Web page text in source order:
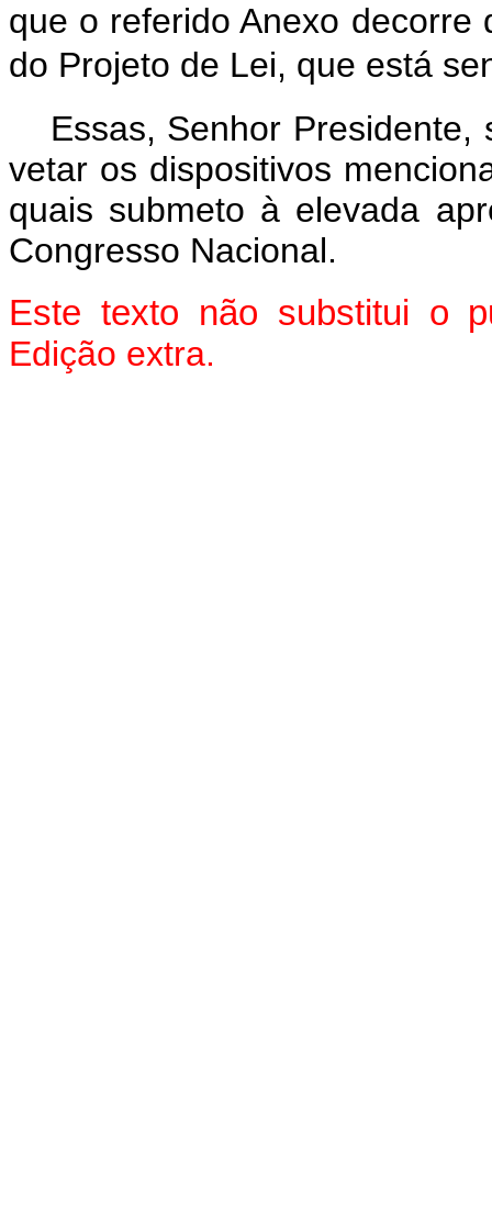
que o referido Anexo decorre
do Projeto de Lei, que está
Essas, Senhor
vetar os dispositivos
quais submeto à elevada
Congresso Nacional.
Este texto não substitui o
Edição extra.